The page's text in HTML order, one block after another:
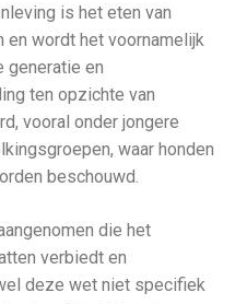
is het eten van
en wordt het voornamelijk
generatie en
ten opzichte van
vooral onder jongere
waar honden
beschouwd.
die het
verbiedt en
deze wet niet specifiek